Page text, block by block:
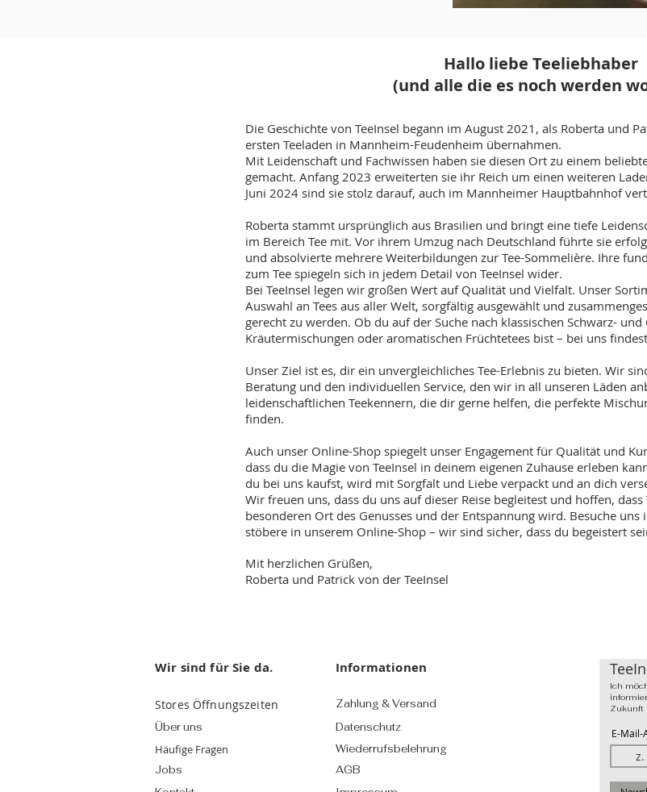
Hallo liebe Teeliebhaber
(und alle die es noch werden
Die Geschichte von TeeInsel begann im August 2021, als Roberta und
ersten Teeladen in Mannheim-Feudenheim übernahmen.
Mit Leidenschaft und Fachwissen haben sie diesen Ort zu einem
gemacht. Anfang 2023 erweiterten sie ihr Reich um einen weiteren
Juni 2024 sind sie stolz darauf, auch im Mannheimer Hauptbahnhof
Roberta stammt ursprünglich aus Brasilien und bringt eine tiefe
im Bereich Tee mit. Vor ihrem Umzug nach Deutschland führte sie
und absolvierte mehrere Weiterbildungen zur Tee-Sommelière. Ihre
zum Tee spiegeln sich in jedem Detail von TeeInsel wider.
Bei TeeInsel legen wir großen Wert auf Qualität und Vielfalt. Unser
Auswahl an Tees aus aller Welt, sorgfältig ausgewählt und
gerecht zu werden. Ob du auf der Suche nach klassischen Schwarz-
Kräutermischungen oder aromatischen Früchtetees bist – bei uns
Unser Ziel ist es, dir ein unvergleichliches Tee-Erlebnis zu bieten. Wir
Beratung und den individuellen Service, den wir in all unseren Läden
leidenschaftlichen Teekennern, die dir gerne helfen, die perfekte
finden.
Auch unser Online-Shop spiegelt unser Engagement für Qualität und
dass du die Magie von TeeInsel in deinem eigenen Zuhause erleben
du bei uns kaufst, wird mit Sorgfalt und Liebe verpackt und an dich
Wir freuen uns, dass du uns auf dieser Reise begleitest und hoffen,
besonderen Ort des Genusses und der Entspannung wird. Besuche
stöbere in unserem Online-Shop – wir sind sicher, dass du begeistert
Mit herzlichen Grüßen,
Roberta und Patrick von der TeeInsel
Wir sind für Sie da.
Stores Öffnungszeiten
Über uns
Häufige Fragen
Jobs
Informationen
Zahlung & Versand
Datenschutz
Wiederrufsbelehrung
AGB
Ich
Zukunft
E-Mail-